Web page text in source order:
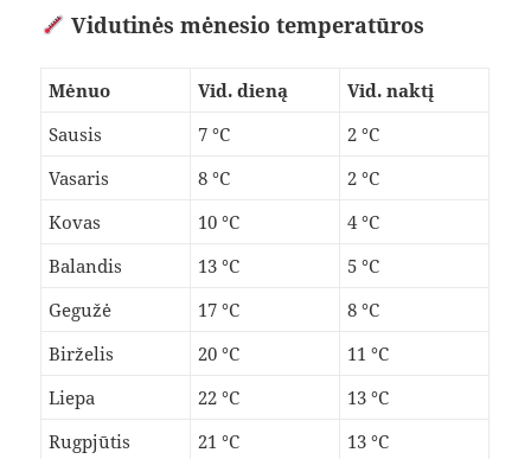
Vidutinės mėnesio temperatūros
Mėnuo Vid. dieną
Vid. naktį
Sausis
7 °C
2 °C
Vasaris
8 °C
2 °C
Kovas
10 °C
4 °C
Balandis
13 °C
5 °C
Gegužė
17 °C
8 °C
Birželis
20 °C
11 °C
Liepa
22 °C
13 °C
Rugpjūtis
21 °C
13 °C